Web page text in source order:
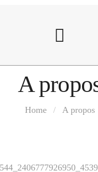
A propos
Index des
A
Home / A propos